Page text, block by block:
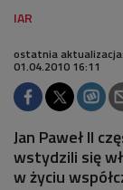
ostatnia aktualizacja:
01.04.2010 16:11
Jan Paweł II
wstydzili się
w życiu